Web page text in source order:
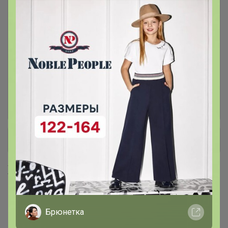
СОУСЫ TAMAKI и другие
ФИНЫ - вьетнамские
АКСЕССУАРЫ для кофе
ЧАЙ - зеленый,черный,
фруктовый
+ Ещё 8 каталогов
Хиты продаж
Брюнетка